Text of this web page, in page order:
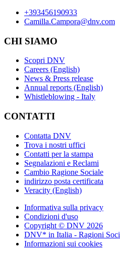
+393456190933
Camilla.Campora@dnv.com
CHI SIAMO
Scopri DNV
Careers (English)
News & Press release
Annual reports (English)
Whistleblowing - Italy
CONTATTI
Contatta DNV
Trova i nostri uffici
Contatti per la stampa
Segnalazioni e Reclami
Cambio Ragione Sociale
indirizzo posta certificata
Veracity (English)
Informativa sulla privacy
Condizioni d'uso
Copyright © DNV 2026
DNV* in Italia - Ragioni
Informazioni sui cookies